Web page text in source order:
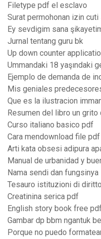
Filetype pdf el esclavo
Surat permohonan izin
Ey sevdigim sana
Jurnal tentang guru bk
Up down counter
Ummandaki 18 yaşındaki
Ejemplo de demanda de
Mis geniales
Que es la ilustracion
Resumen del libro un
Curso italiano basico pdf
Cara mendownload file
Arti kata obsesi adipura
Manual de urbanidad y
Nama sendi dan fungsinya
Tesauro istituzioni di
Creatinina serica pdf
English story book free
Gambar dp bbm ngantuk
Porque no puedo